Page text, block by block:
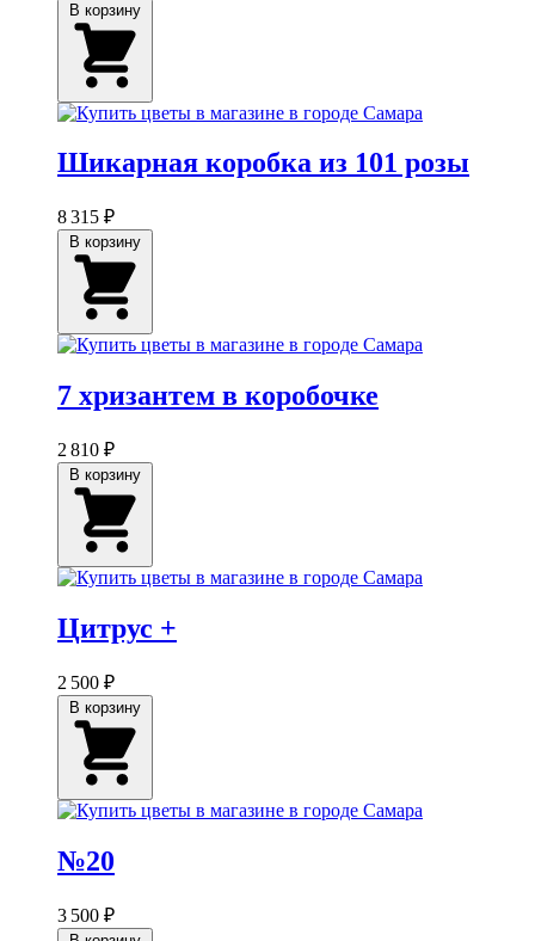
Шикарная коробка из 101 розы
8 315 ₽
7 хризантем в коробочке
2 810 ₽
Цитрус +
2 500 ₽
№20
3 500 ₽